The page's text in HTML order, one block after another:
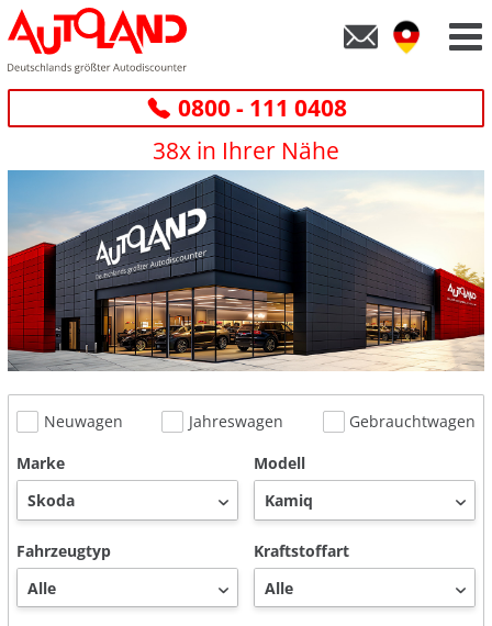
0800 - 111 0408
38x in Ihrer Nähe
Neuwagen Jahreswagen
Gebrauchtwagen
Marke
Modell
Fahrzeugtyp Kraftstoffart